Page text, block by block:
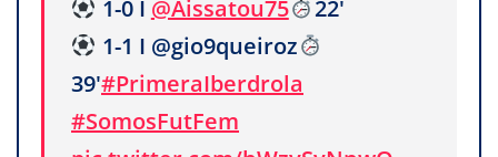
1-0 I @Aissatou75
22'
1-1 I @gio9queiroz
39'#PrimeraIberdrola
#SomosFutFem